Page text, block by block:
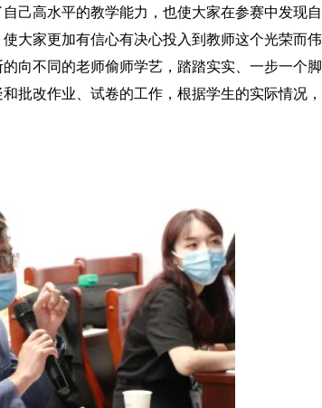
己高水平的教学能力，也使大家在参赛中发现
大家更加有信心有决心投入到教师这个光荣而
向不同的老师偷师学艺，踏踏实实、一步一个
批改作业、试卷的工作，根据学生的实际情况